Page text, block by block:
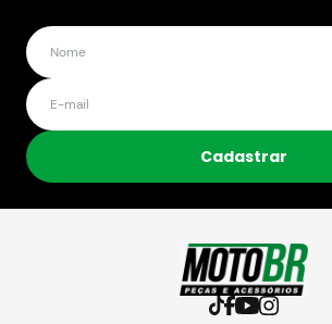
Cadastrar